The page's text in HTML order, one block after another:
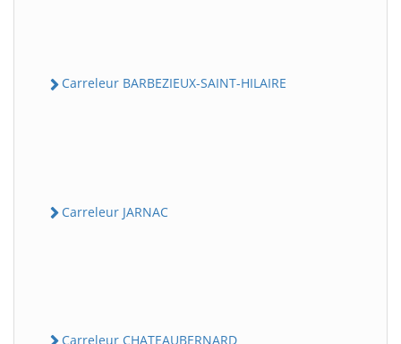
Carreleur BARBEZIEUX-SAINT-HILAIRE
Carreleur JARNAC
Carreleur CHATEAUBERNARD